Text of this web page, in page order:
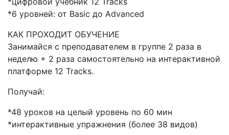
*6 уровней: от Basic до Advanced
КАК ПРОХОДИТ ОБУЧЕНИЕ
Занимайся с преподавателем в группе 2 раза в
неделю + 2 раза самостоятельно на интерактивной
платформе 12 Tracks.
Получай:
*48 уроков на целый уровень по 60 мин
*интерактивные упражнения (более 38 видов)